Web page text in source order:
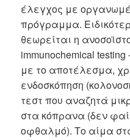
έλεγχος με
πρόγραμμα.
θεωρείται η
immunochemical
με το αποτέλεσμα,
ενδοσκόπηση
τεστ που αναζητά
στα κόπρανα (δεν
οφθαλμό). Το αίμα